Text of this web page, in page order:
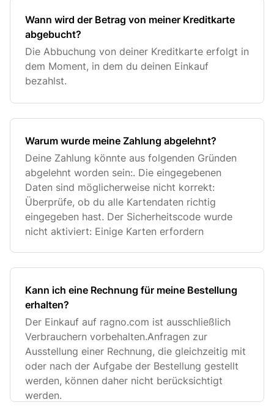
Wann wird der Betrag von meiner Kreditkarte
abgebucht?
Die Abbuchung von deiner Kreditkarte erfolgt in
dem Moment, in dem du deinen Einkauf
bezahlst.
Warum wurde meine Zahlung abgelehnt?
Deine Zahlung könnte aus folgenden Gründen
abgelehnt worden sein:. Die eingegebenen
Daten sind möglicherweise nicht korrekt:
Überprüfe, ob du alle Kartendaten richtig
eingegeben hast. Der Sicherheitscode wurde
nicht aktiviert: Einige Karten erfordern
Kann ich eine Rechnung für meine Bestellung
erhalten?
Der Einkauf auf ragno.com ist ausschließlich
Verbrauchern vorbehalten.Anfragen zur
Ausstellung einer Rechnung, die gleichzeitig mit
oder nach der Aufgabe der Bestellung gestellt
werden, können daher nicht berücksichtigt
werden.